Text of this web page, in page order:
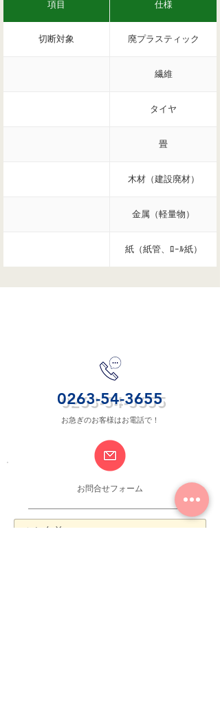
項目 仕様
切断対象 廃プラスティック
繊維
タイヤ
畳
木材（建設廃材）
金属（軽量物）
紙（紙管、ﾛｰﾙ紙）
​お問合せフォーム
0263-54-3655
お急ぎのお客様はお電話で！